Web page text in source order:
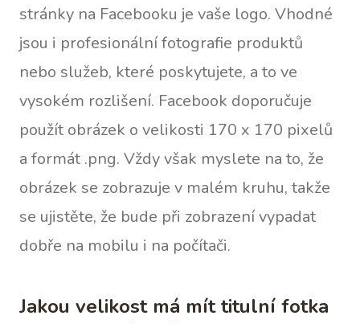
stránky na Facebooku je vaše logo. Vhodné
jsou i profesionální fotografie produktů
nebo služeb, které poskytujete, a to ve
vysokém rozlišení. Facebook doporučuje
použít obrázek o velikosti 170 x 170 pixelů
a formát .png. Vždy však myslete na to, že
obrázek se zobrazuje v malém kruhu, takže
se ujistěte, že bude při zobrazení vypadat
dobře na mobilu i na počítači.
Jakou velikost má mít titulní fotka